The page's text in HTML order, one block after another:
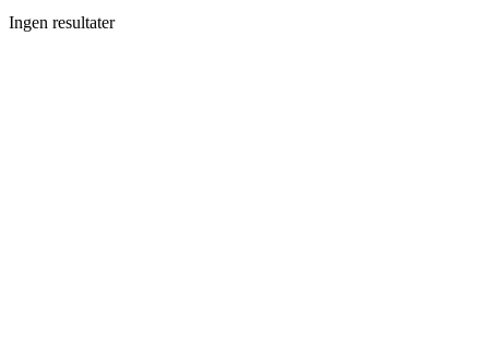
Ingen resultater